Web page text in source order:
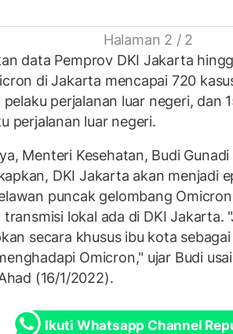
Halaman 2 / 2
data Pemprov DKI Jakarta
di Jakarta mencapai 720
pelaku perjalanan luar negeri, dan
perjalanan luar negeri.
Menteri Kesehatan, Budi Gunadi
DKI Jakarta akan menjadi
puncak gelombang
transmisi lokal ada di DKI Jakarta.
secara khusus ibu kota
Omicron," ujar Budi
(16/1/2022).
Ikuti Whatsapp Channel